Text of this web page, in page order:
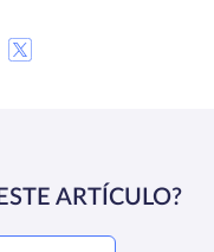
ARTÍCULO?